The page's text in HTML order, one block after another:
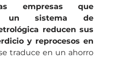
empresas que
un sistema de
reducen sus
y reprocesos en
traduce en un ahorro